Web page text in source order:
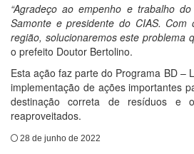
“Agradeço ao empenho e trabalho
Samonte e presidente do CIAS.
região, solucionaremos este problema
o prefeito Doutor Bertolino.
Esta ação faz parte do Programa BD –
implementação de ações importantes
destinação correta de resíduos e
reaproveitados.
28 de junho de 2022